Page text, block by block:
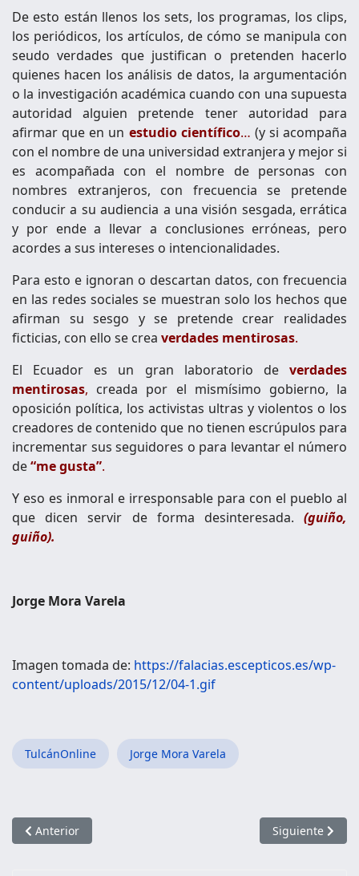
De esto están llenos los sets, los programas, los clips,
los periódicos, los artículos, de cómo se manipula con
seudo verdades que justifican o pretenden hacerlo
quienes hacen los análisis de datos, la argumentación
o la investigación académica cuando con una supuesta
autoridad alguien pretende tener autoridad para
afirmar que en un estudio científico… (y si acompaña
con el nombre de una universidad extranjera y mejor si
es acompañada con el nombre de personas con
nombres extranjeros, con frecuencia se pretende
conducir a su audiencia a una visión sesgada, errática
y por ende a llevar a conclusiones erróneas, pero
acordes a sus intereses o intencionalidades.
Para esto e ignoran o descartan datos, con frecuencia
en las redes sociales se muestran solo los hechos que
afirman su sesgo y se pretende crear realidades
ficticias, con ello se crea verdades mentirosas.
El Ecuador es un gran laboratorio de verdades
mentirosas, creada por el mismísimo gobierno, la
oposición política, los activistas ultras y violentos o los
creadores de contenido que no tienen escrúpulos para
incrementar sus seguidores o para levantar el número
de“me gusta”.
Y eso es inmoral e irresponsable para con el pueblo al
que dicen servir de forma desinteresada. (guiño,
guiño).
Jorge Mora Varela
Imagen tomada de: https://falacias.escepticos.es/wp-
content/uploads/2015/12/04-1.gif
TulcánOnline Jorge Mora Varela
Artículo anterior: Mira en acuarela
Anterior Artículo
Siguiente